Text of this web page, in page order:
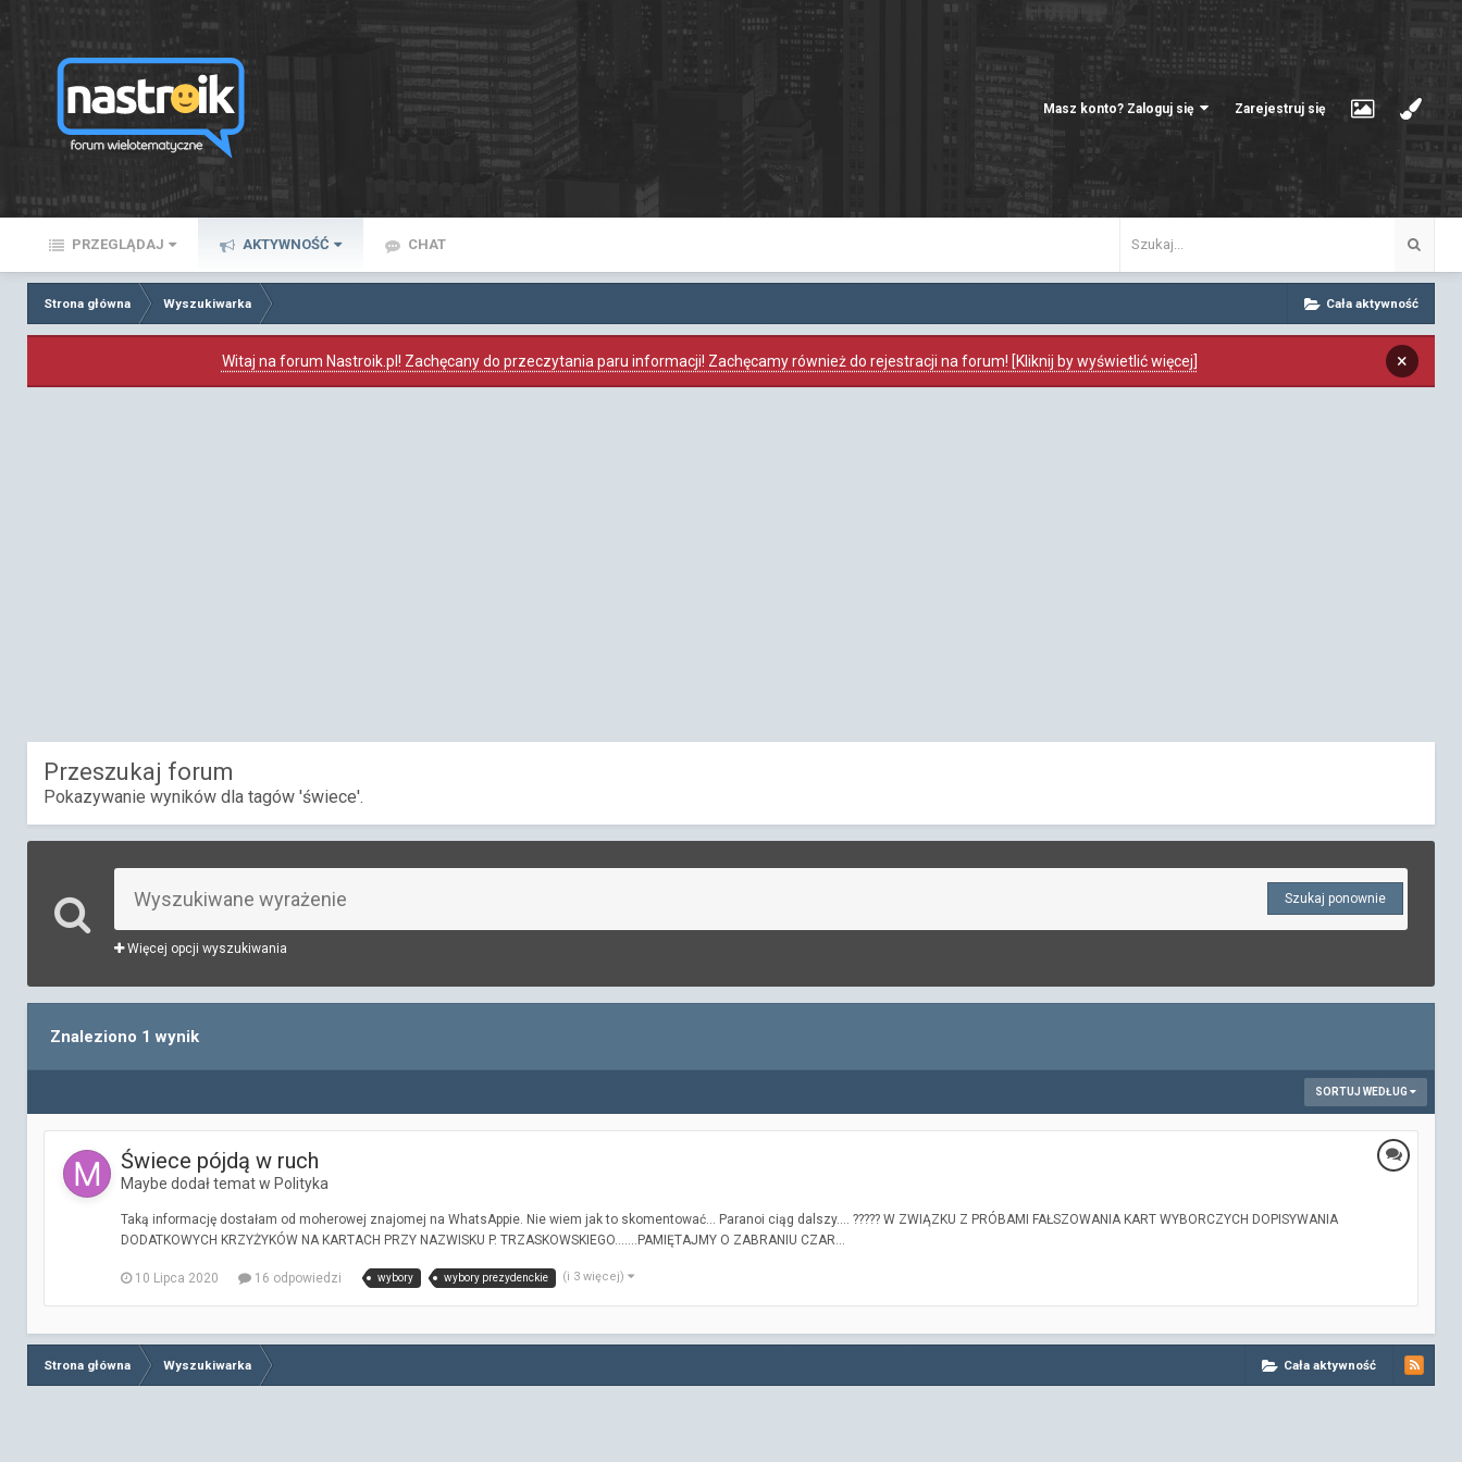
Masz konto? Zaloguj się Zarejestruj się
PRZEGLĄDAJ AKTYWNOŚĆ CHAT
Cała aktywność
Strona główna Wyszukiwarka
Witaj na forum Nastroik.pl! Zachęcany do przeczytania paru informacji! Zachęcamy również do rejestracji na forum! [Kliknij by wyświetlić więcej] ×
Przeszukaj forum
Pokazywanie wyników dla tagów 'świece'.
Szukaj ponownie
Więcej opcji wyszukiwania
Znaleziono 1 wynik
SORTUJ WEDŁUG
Świece pójdą w ruch
Maybe dodał temat w Polityka
Taką informację dostałam od moherowej znajomej na WhatsAppie. Nie wiem jak to skomentować... Paranoi ciąg dalszy.... ????? W ZWIĄZKU Z PRÓBAMI FAŁSZOWANIA KART WYBORCZYCH DOPISYWANIA
DODATKOWYCH KRZYŻYKÓW NA KARTACH PRZY NAZWISKU P. TRZASKOWSKIEGO.......PAMIĘTAJMY O ZABRANIU CZAR...
10 Lipca 2020 16 odpowiedzi wybory wybory prezydenckie (i 3 więcej)
Cała aktywność
Strona główna Wyszukiwarka